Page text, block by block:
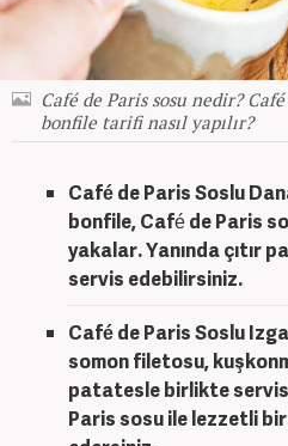
Café de Paris sosu nedir?
bonfile tarifi nasıl yapılır?
Café de Paris Soslu
bonfile, Café de Paris
yakalar. Yanında çıtır
servis edebilirsiniz.
Café de Paris Soslu
somon filetosu,
patatesle birlikte
Paris sosu ile lezzetli